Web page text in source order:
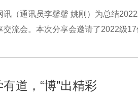
讯（通讯员李馨馨 姚刚）为总结
交流会。本次分享会邀请了2022级
有道，“博”出精彩